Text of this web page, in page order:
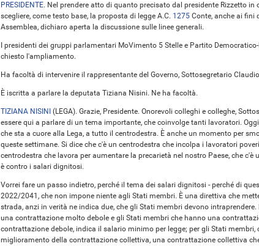
PRESIDENTE. Nel prendere atto di quanto precisato dal presidente Rizzetto
scegliere, come testo base, la proposta di legge A.C. 1275 Conte, anche ai
Assemblea, dichiaro aperta la discussione sulle linee generali.
I presidenti dei gruppi parlamentari MoVimento 5 Stelle e Partito
chiesto l'ampliamento.
Ha facoltà di intervenire il rappresentante del Governo, Sottosegretario
È iscritta a parlare la deputata Tiziana Nisini. Ne ha facoltà.
TIZIANA NISINI (LEGA). Grazie, Presidente. Onorevoli colleghi e colleghe,
essere qui a parlare di un tema importante, che coinvolge tanti lavoratori.
che sta a cuore alla Lega, a tutto il centrodestra. È anche un momento per
queste settimane. Si dice che c'è un centrodestra che incolpa i lavoratori
centrodestra che lavora per aumentare la precarietà nel nostro Paese, che
è contro i salari dignitosi.
Vorrei fare un passo indietro, perché il tema dei salari dignitosi - perché di
2022/2041, che non impone niente agli Stati membri. È una direttiva che
strada, anzi in verità ne indica due, che gli Stati membri devono
una contrattazione molto debole e gli Stati membri che hanno una
contrattazione debole, indica il salario minimo per legge; per gli Stati
miglioramento della contrattazione collettiva, una contrattazione collettiva